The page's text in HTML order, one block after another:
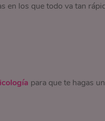
en los que todo va tan
para que te hagas